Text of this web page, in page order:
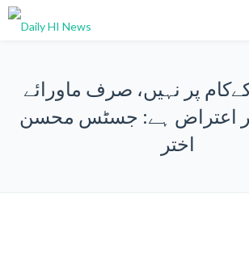
پر نہیں، صرف ماورائے
پر اعتراض ہے: جسٹس محسن
اختر